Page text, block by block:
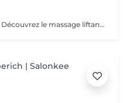
NOUVEAUTÉ CHEZ SÉRENDIP Découvrez le massage liftant naturel japonais, un soin d'exception qui allie beauté, bien-être et énergie vitale ! Bien plus qu'un simple massage, cette technique ancestrale agit sur tous les plans : Esthétique Raffermit, tonifie et illumine votre peau naturellement. Énergétique Stimule les méridiens pour une meilleure circulation de l'énergie. Émotionnel Apaise le système nerveux, libère les tensions et favorise un sommeil réparateur. Un lifting 100 % naturel : sans crèmes ni produits chimiques, uniquement des hydrolats purs et, sur demande, des huiles essentielles pour sublimer votre peau. Une détente profonde : évacuez le stress et retrouvez un équilibre intérieur. Un éclat retrouvé : stimule la production de collagène et réveille l'éclat de votre visage.